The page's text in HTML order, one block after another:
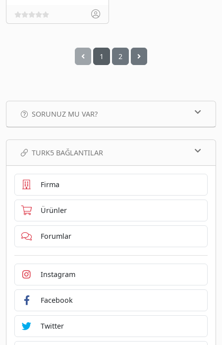
1 2
SORUNUZ MU VAR?
TURK5 BAĞLANTILAR
Firma
Ürünler
Forumlar
Instagram
Facebook
Twitter